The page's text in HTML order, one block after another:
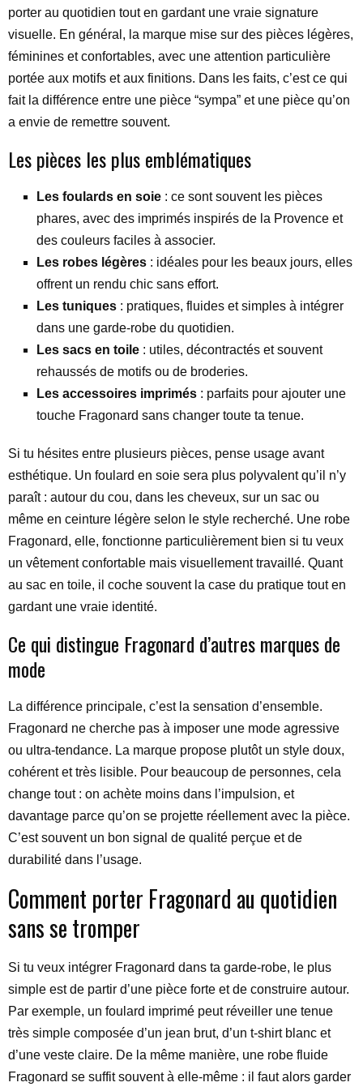
porter au quotidien tout en gardant une vraie signature
visuelle. En général, la marque mise sur des pièces légères,
féminines et confortables, avec une attention particulière
portée aux motifs et aux finitions. Dans les faits, c’est ce qui
fait la différence entre une pièce “sympa” et une pièce qu’on
a envie de remettre souvent.
Les pièces les plus emblématiques
Les foulards en soie : ce sont souvent les pièces
phares, avec des imprimés inspirés de la Provence et
des couleurs faciles à associer.
Les robes légères : idéales pour les beaux jours, elles
offrent un rendu chic sans effort.
Les tuniques : pratiques, fluides et simples à intégrer
dans une garde-robe du quotidien.
Les sacs en toile : utiles, décontractés et souvent
rehaussés de motifs ou de broderies.
Les accessoires imprimés : parfaits pour ajouter une
touche Fragonard sans changer toute ta tenue.
Si tu hésites entre plusieurs pièces, pense usage avant
esthétique. Un foulard en soie sera plus polyvalent qu’il n’y
paraît : autour du cou, dans les cheveux, sur un sac ou
même en ceinture légère selon le style recherché. Une robe
Fragonard, elle, fonctionne particulièrement bien si tu veux
un vêtement confortable mais visuellement travaillé. Quant
au sac en toile, il coche souvent la case du pratique tout en
gardant une vraie identité.
Ce qui distingue Fragonard d’autres marques de
mode
La différence principale, c’est la sensation d’ensemble.
Fragonard ne cherche pas à imposer une mode agressive
ou ultra-tendance. La marque propose plutôt un style doux,
cohérent et très lisible. Pour beaucoup de personnes, cela
change tout : on achète moins dans l’impulsion, et
davantage parce qu’on se projette réellement avec la pièce.
C’est souvent un bon signal de qualité perçue et de
durabilité dans l’usage.
Comment porter Fragonard au quotidien
sans se tromper
Si tu veux intégrer Fragonard dans ta garde-robe, le plus
simple est de partir d’une pièce forte et de construire autour.
Par exemple, un foulard imprimé peut réveiller une tenue
très simple composée d’un jean brut, d’un t-shirt blanc et
d’une veste claire. De la même manière, une robe fluide
Fragonard se suffit souvent à elle-même : il faut alors garder